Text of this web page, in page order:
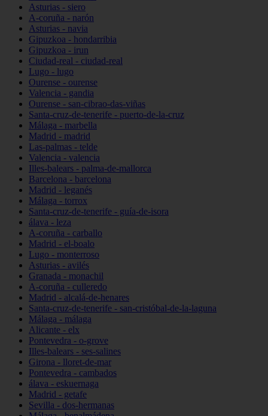
Asturias - siero
A-coruña - narón
Asturias - navia
Gipuzkoa - hondarribia
Gipuzkoa - irun
Ciudad-real - ciudad-real
Lugo - lugo
Ourense - ourense
Valencia - gandia
Ourense - san-cibrao-das-viñas
Santa-cruz-de-tenerife - puerto-de-la-cruz
Málaga - marbella
Madrid - madrid
Las-palmas - telde
Valencia - valencia
Illes-balears - palma-de-mallorca
Barcelona - barcelona
Madrid - leganés
Málaga - torrox
Santa-cruz-de-tenerife - guía-de-isora
álava - leza
A-coruña - carballo
Madrid - el-boalo
Lugo - monterroso
Asturias - avilés
Granada - monachil
A-coruña - culleredo
Madrid - alcalá-de-henares
Santa-cruz-de-tenerife - san-cristóbal-de-la-laguna
Málaga - málaga
Alicante - elx
Pontevedra - o-grove
Illes-balears - ses-salines
Girona - lloret-de-mar
Pontevedra - cambados
álava - eskuernaga
Madrid - getafe
Sevilla - dos-hermanas